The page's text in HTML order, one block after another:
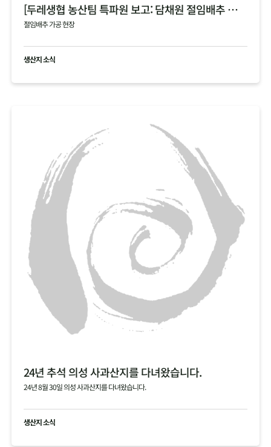
[두레생협 농산팀 특파원 보고: 담채원 절임배추 가공 현장]
절임배추 가공 현장
생산지 소식
24년 추석 의성 사과산지를 다녀왔습니다.
24년 8월 30일 의성 사과산지를 다녀왔습니다.
생산지 소식